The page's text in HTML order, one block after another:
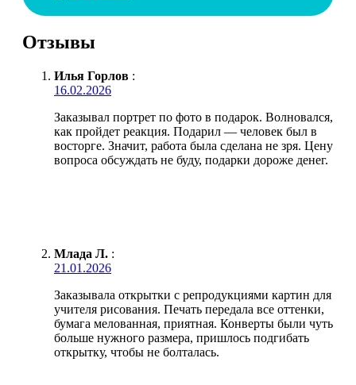
Отзывы
Илья Горлов :
16.02.2026
Заказывал портрет по фото в подарок. Волновался,
как пройдет реакция. Подарил — человек был в
восторге. Значит, работа была сделана не зря. Цену
вопроса обсуждать не буду, подарки дороже денег.
Млада Л. :
21.01.2026
Заказывала открытки с репродукциями картин для
учителя рисования. Печать передала все оттенки,
бумага мелованная, приятная. Конверты были чуть
больше нужного размера, пришлось подгибать
открытку, чтобы не болталась.